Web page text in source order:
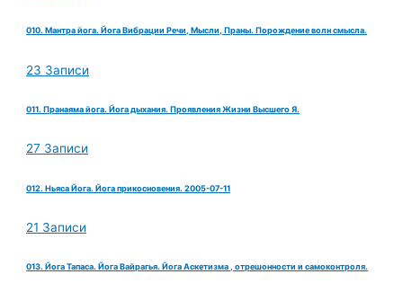
010. Мантра йога. Йога Вибрации Речи, Мысли, Праны. Порождение волн смысла.
23 Записи
011. Пранаяма йога. Йога дыхания. Проявления Жизни Высшего Я.
27 Записи
012. Ньяса Йога. Йога прикосновения. 2005-07-11
21 Записи
013. Йога Тапаса. Йога Вайрагья. Йога Аскетизма , отрешонности и самоконтроля.